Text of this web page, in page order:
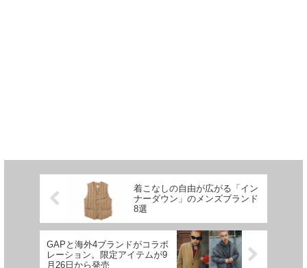
着こなしの自由が広がる「イン
ナーダウン」のメンズブランド
8選
GAPと海外4ブランドがコラボ
レーション。限定アイテムが9
月26日から発売